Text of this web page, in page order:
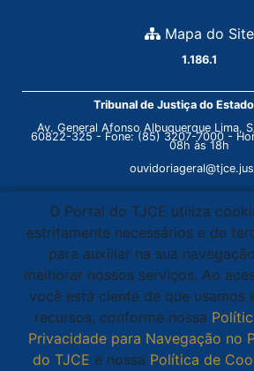
Mapa do Site
1.186.1
Tribunal de Justiça do
Av. General Afonso Albuquerque Lima,
60822-325 - Fone: (85) 3207-7000 -
08h às 18h
O Portal do TJCE utiliza
estritamente necessários e de
para auxiliar na sua
melhorar nossos serviços. Ao
você está ciente de que usamos
recursos, conforme nossa
Privacidade para Navegação no
do TJCE e nossa Política de